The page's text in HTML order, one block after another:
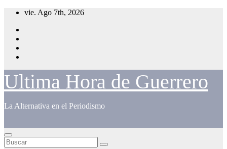
Saltar
contenido
vie. Ago 7th, 2026
Ultima Hora de Guerrero
La Alternativa en el Periodismo